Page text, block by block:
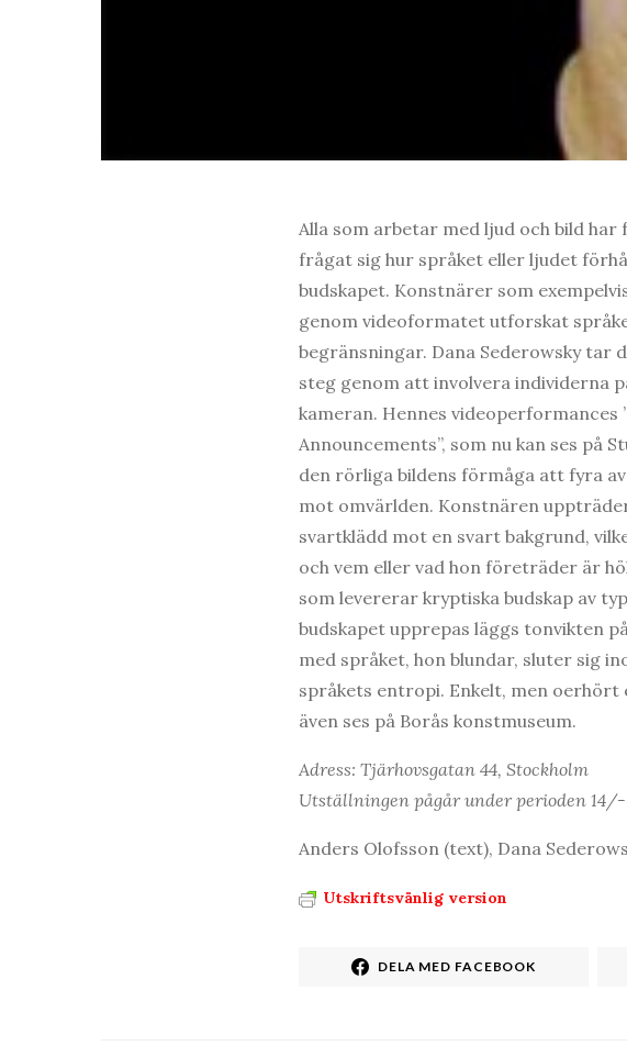
Alla som arbetar med ljud och bild
frågat sig hur språket eller ljudet
budskapet. Konstnärer som
genom videoformatet utforskat
begränsningar. Dana Sederowsky tar
steg genom att involvera individerna
kameran. Hennes videoperformances
Announcements”, som nu kan ses på
den rörliga bildens förmåga att fyra
mot omvärlden. Konstnären
svartklädd mot en svart bakgrund,
och vem eller vad hon företräder är
som levererar kryptiska budskap av
budskapet upprepas läggs tonvikten
med språket, hon blundar, sluter sig
språkets entropi. Enkelt, men oerhört
även ses på Borås konstmuseum.
Adress: Tjärhovsgatan 44, Stockholm
Utställningen pågår under perioden 14/-
Anders Olofsson (text), Dana
Utskriftsvänlig version
DELA MED FACEBOOK